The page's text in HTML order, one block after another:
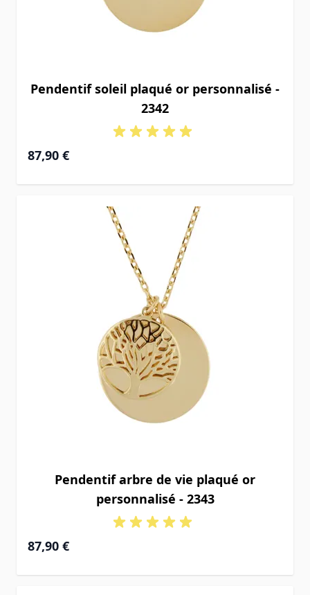
Pendentif soleil plaqué or personnalisé -
2342
87,90 €
Pendentif arbre de vie plaqué or
personnalisé - 2343
87,90 €